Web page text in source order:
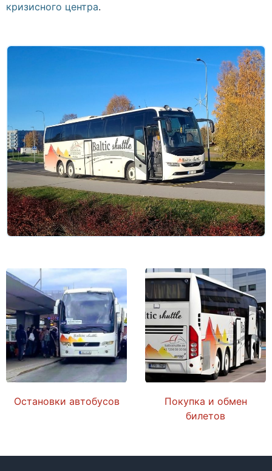
кризисного центра.
Остановки автобусов
Покупка и обмен
билетов